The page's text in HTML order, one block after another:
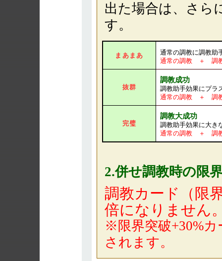
出た場合は、さら
す。
まあまあ
通常の調教に調教助
通常の調教 ＋ 調
抜群
調教成功
調教助手効果にプラ
通常の調教 ＋ 調
完璧
調教大成功
調教助手効果に大き
通常の調教 ＋ 調
2.併せ調教時の限
調教カード（限
倍になりません
※限界突破+30%カ
されます。